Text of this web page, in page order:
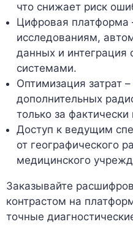
что снижает риск
Цифровая платформа
исследованиям,
данных и
системами.
Оптимизация затрат
дополнительных
только за
Доступ к ведущим
от географического
медицинского
Заказывайте
контрастом на
точные